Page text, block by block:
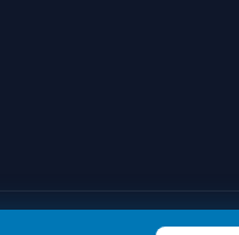
Agence de création de site